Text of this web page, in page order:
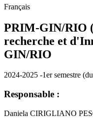
Français
PRIM-GIN/RIO
recherche et
GIN/RIO
2024-2025 -1er semestre
Responsable :
Daniela CIRIGLIANO